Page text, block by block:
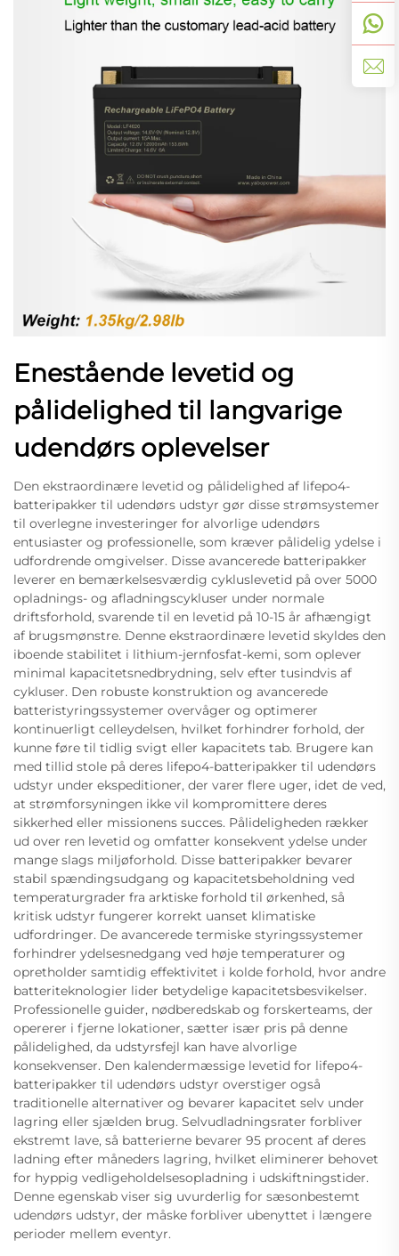
Enestående levetid og
pålidelighed til langvarige
udendørs oplevelser
Den ekstraordinære levetid og pålidelighed af lifepo4-
batteripakker til udendørs udstyr gør disse strømsystemer
til overlegne investeringer for alvorlige udendørs
entusiaster og professionelle, som kræver pålidelig ydelse i
udfordrende omgivelser. Disse avancerede batteripakker
leverer en bemærkelsesværdig cykluslevetid på over 5000
opladnings- og afladningscykluser under normale
driftsforhold, svarende til en levetid på 10-15 år afhængigt
af brugsmønstre. Denne ekstraordinære levetid skyldes den
iboende stabilitet i lithium-jernfosfat-kemi, som oplever
minimal kapacitetsnedbrydning, selv efter tusindvis af
cykluser. Den robuste konstruktion og avancerede
batteristyringssystemer overvåger og optimerer
kontinuerligt celleydelsen, hvilket forhindrer forhold, der
kunne føre til tidlig svigt eller kapacitets tab. Brugere kan
med tillid stole på deres lifepo4-batteripakker til udendørs
udstyr under ekspeditioner, der varer flere uger, idet de ved,
at strømforsyningen ikke vil kompromittere deres
sikkerhed eller missionens succes. Pålideligheden rækker
ud over ren levetid og omfatter konsekvent ydelse under
mange slags miljøforhold. Disse batteripakker bevarer
stabil spændingsudgang og kapacitetsbeholdning ved
temperaturgrader fra arktiske forhold til ørkenhed, så
kritisk udstyr fungerer korrekt uanset klimatiske
udfordringer. De avancerede termiske styringssystemer
forhindrer ydelsesnedgang ved høje temperaturer og
opretholder samtidig effektivitet i kolde forhold, hvor andre
batteriteknologier lider betydelige kapacitetsbesvikelser.
Professionelle guider, nødberedskab og forskerteams, der
opererer i fjerne lokationer, sætter især pris på denne
pålidelighed, da udstyrsfejl kan have alvorlige
konsekvenser. Den kalendermæssige levetid for lifepo4-
batteripakker til udendørs udstyr overstiger også
traditionelle alternativer og bevarer kapacitet selv under
lagring eller sjælden brug. Selvudladningsrater forbliver
ekstremt lave, så batterierne bevarer 95 procent af deres
ladning efter måneders lagring, hvilket eliminerer behovet
for hyppig vedligeholdelsesopladning i udskiftningstider.
Denne egenskab viser sig uvurderlig for sæsonbestemt
udendørs udstyr, der måske forbliver ubenyttet i længere
perioder mellem eventyr.